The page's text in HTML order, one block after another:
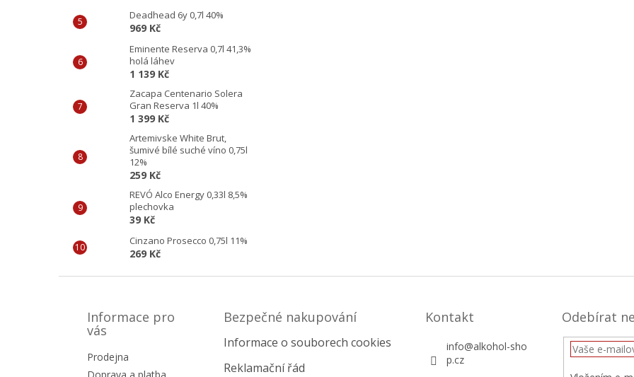
Deadhead 6y 0,7l 40%
969 Kč
Eminente Reserva 0,7l 41,3%
holá láhev
1 139 Kč
Zacapa Centenario Solera
Gran Reserva 1l 40%
1 399 Kč
Artemivske White Brut,
šumivé bílé suché víno 0,75l
12%
259 Kč
REVÓ Alco Energy 0,33l 8,5%
plechovka
39 Kč
Cinzano Prosecco 0,75l 11%
269 Kč
Informace pro
vás
Prodejna
Bezpečné nakupování
Informace o souborech cookies
Reklamační řád
Kontakt
info@alkohol-sho
p.cz
Odebírat